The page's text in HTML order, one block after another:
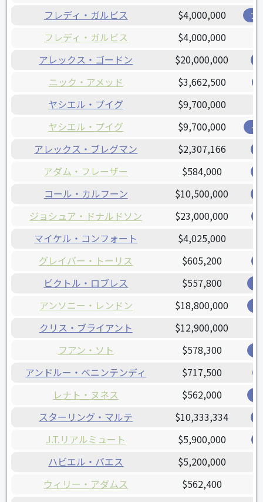
フレディ・ガルビス $4,000,000 ブ
フレディ・ガルビス
$4,000,000
アレックス・ゴードン
$20,000,000
ニック・アメッド $3,662,500
ヤシエル・プイグ
$9,700,000
ヤシエル・プイグ
$9,700,000 イ
アレックス・ブレグマン $2,307,166
アダム・フレーザー $584,000
コール・カルフーン $10,500,000
ジョシュア・ドナルドソン $23,000,000
マイケル・コンフォート
$4,025,000
グレイバー・トーリス
$605,200
ビクトル・ロブレス $557,800
アンソニー・レンドン $18,800,000
クリス・ブライアント
$12,900,000
フアン・ソト
$578,300
アンドルー・ベニンテンディ $717,500
レナト・ヌネス $562,000
スターリング・マルテ $10,333,334
J.T.リアルミュート $5,900,000
ハビエル・バエス
$5,200,000
ウィリー・アダムス
$562,400